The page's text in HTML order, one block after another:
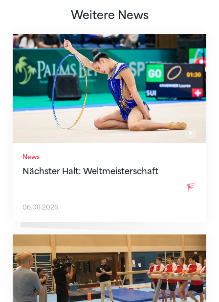
Weitere News
News
Nächster Halt: Weltmeisterschaft
Nächster Halt: Weltmeisterschaft
06.08.2026
Mit klaren Zielen nach Zagreb